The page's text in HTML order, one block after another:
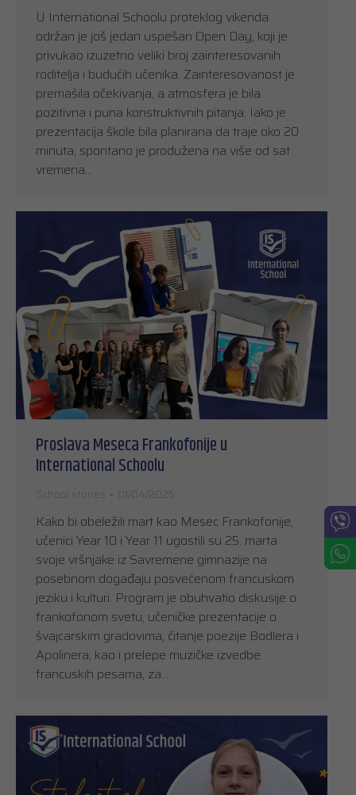
U International Schoolu proteklog vikenda
održan je još jedan uspešan Open Day, koji je
privukao izuzetno veliki broj zainteresovanih
roditelja i budućih učenika. Zainteresovanost je
premašila očekivanja, a atmosfera je bila
pozitivna i puna konstruktivnih pitanja. Iako je
prezentacija škole bila planirana da traje oko 20
minuta, spontano je produžena na više od sat
vremena…
Proslava Meseca Frankofonije u
International Schoolu
School stories 01/04/2025
Kako bi obeležili mart kao Mesec Frankofonije,
učenici Year 10 i Year 11 ugostili su 25. marta
svoje vršnjake iz Savremene gimnazije na
posebnom događaju posvećenom francuskom
jeziku i kulturi. Program je obuhvatio diskusije o
frankofonom svetu, učeničke prezentacije o
švajcarskim gradovima, čitanje poezije Bodlera i
Apolinera, kao i prelepe muzičke izvedbe
francuskih pesama, za…